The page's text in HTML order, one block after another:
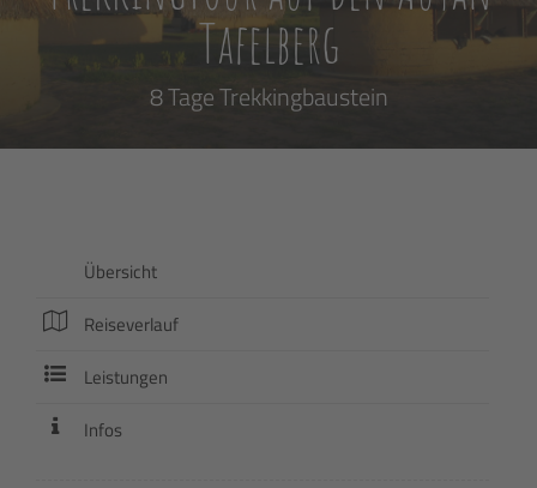
Tafelberg
8 Tage Trekkingbaustein
Übersicht
Reiseverlauf
Leistungen
Infos